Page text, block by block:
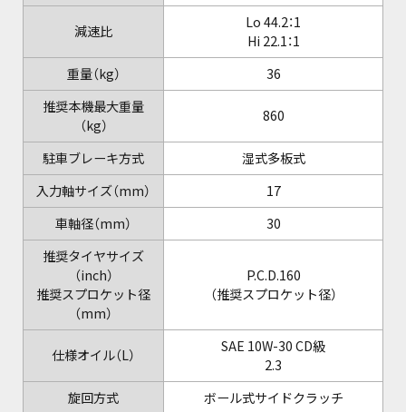
減速比
Lo 44.2：1
Hi 22.1：1
重量（kg）
36
推奨本機最大重量
（kg）
860
駐車ブレーキ方式
湿式多板式
入力軸サイズ（mm）
17
車軸径（mm）
30
推奨タイヤサイズ
（inch）
推奨スプロケット径
（mm）
P.C.D.160
（推奨スプロケット径）
仕様オイル（L）
SAE 10W-30 CD級
2.3
旋回方式
ボール式サイドクラッチ